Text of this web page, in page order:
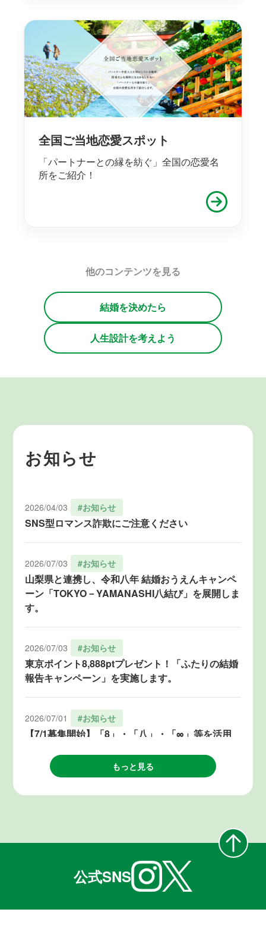
全国ご当地恋愛スポット
「パートナーとの縁を紡ぐ」全国の恋愛名
所をご紹介！
他のコンテンツを見る
結婚を決めたら
人生設計を考えよう
お知らせ
2026/04/03 #お知らせ
SNS型ロマンス詐欺にご注意ください
2026/07/03 #お知らせ
山梨県と連携し、令和八年 結婚おうえんキャンペ
ーン「TOKYO－YAMANASHI八結び」を展開しま
す。
2026/07/03 #お知らせ
東京ポイント8,888ptプレゼント！「ふたりの結婚
報告キャンペーン」を実施します。
2026/07/01 #お知らせ
【7/1募集開始】「8」・「八」・「∞」等を活用
募集します！
婚おうえんフェスタ（@麻布台ヒルズ）を開催し
ます！
もっと見る
公式SNS